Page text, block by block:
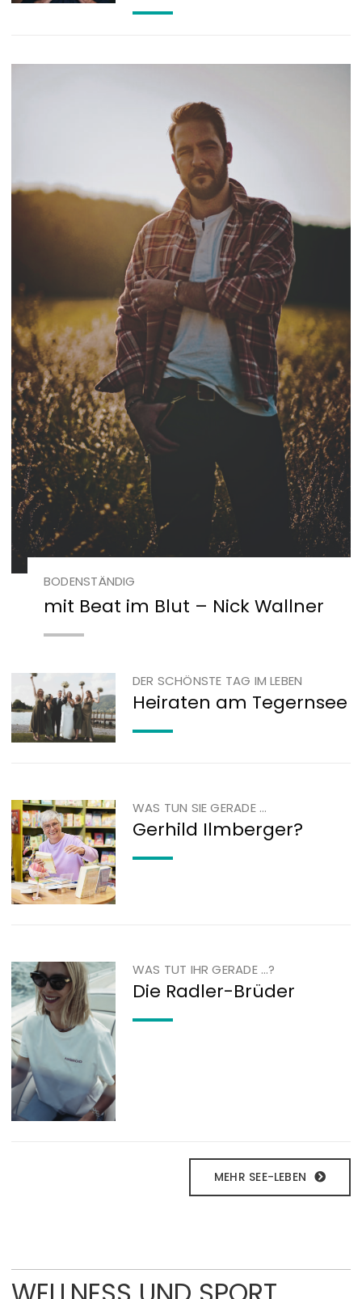
BODENSTÄNDIG
mit Beat im Blut – Nick Wallner
DER SCHÖNSTE TAG IM LEBEN
Heiraten am Tegernsee
WAS TUN SIE GERADE …
Gerhild Ilmberger?
WAS TUT IHR GERADE …?
Die Radler-Brüder
MEHR SEE-LEBEN